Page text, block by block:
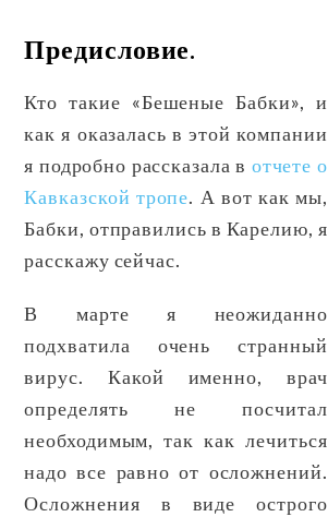
Предисловие.
Кто такие «Бешеные Бабки», и
как я оказалась в этой компании
я подробно рассказала в отчете о
Кавказской тропе. А вот как мы,
Бабки, отправились в Карелию, я
расскажу сейчас.
В марте я неожиданно
подхватила очень странный
вирус. Какой именно, врач
определять не посчитал
необходимым, так как лечиться
надо все равно от осложнений.
Осложнения в виде острого